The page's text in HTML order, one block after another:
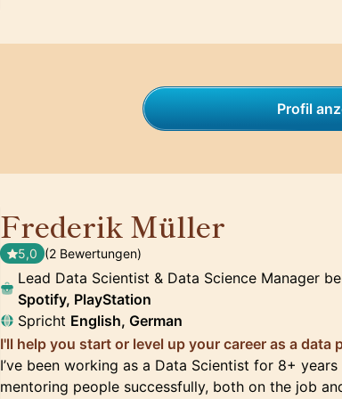
Profil
Frederik Müller
5,0 (2 Bewertungen)
Lead Data Scientist & Data Science Manager
Spotify, PlayStation
Spricht English, German
I'll help you start or level up your career as a data
I’ve been working as a Data Scientist for 8+
mentoring people successfully, both on the job